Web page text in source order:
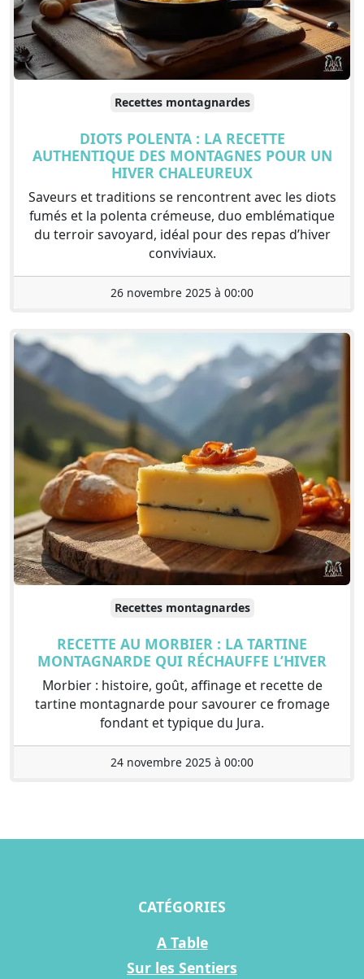
Recettes montagnardes
DIOTS POLENTA : LA RECETTE
AUTHENTIQUE DES MONTAGNES POUR UN
HIVER CHALEUREUX
Saveurs et traditions se rencontrent avec les diots
fumés et la polenta crémeuse, duo emblématique
du terroir savoyard, idéal pour des repas d’hiver
conviviaux.
26 novembre 2025 à 00:00
Recettes montagnardes
RECETTE AU MORBIER : LA TARTINE
MONTAGNARDE QUI RÉCHAUFFE L’HIVER
Morbier : histoire, goût, affinage et recette de
tartine montagnarde pour savourer ce fromage
fondant et typique du Jura.
24 novembre 2025 à 00:00
CATÉGORIES
A Table
Sur les Sentiers